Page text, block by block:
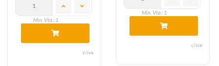
Min. Vta.: 1
c/iva
Min. Vta.: 1
c/iva